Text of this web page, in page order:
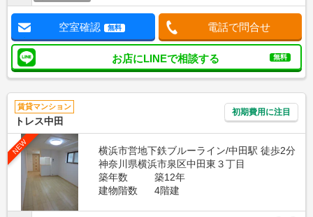
空室確認 無料 電話で問合せ
お店にLINEで相談する 無料
賃貸マンション
トレス中田
初期費用に注目
NEW
横浜市営地下鉄ブルーライン/中田駅 徒歩2分
神奈川県横浜市泉区中田東３丁目
築年数
築12年
建物階数
4階建